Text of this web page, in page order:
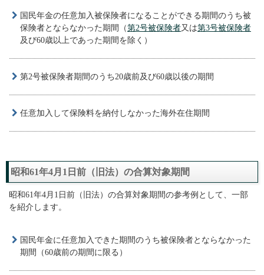
国民年金の任意加入被保険者になることができる期間のうち被
保険者とならなかった期間（第2号被保険者又は第3号被保険者
及び60歳以上であった期間を除く）
第2号被保険者期間のうち20歳前及び60歳以後の期間
任意加入して保険料を納付しなかった海外在住期間
昭和61年4月1日前（旧法）の合算対象期間
昭和61年4月1日前（旧法）の合算対象期間の参考例として、一部
を紹介します。
国民年金に任意加入できた期間のうち被保険者とならなかった
期間（60歳前の期間に限る）